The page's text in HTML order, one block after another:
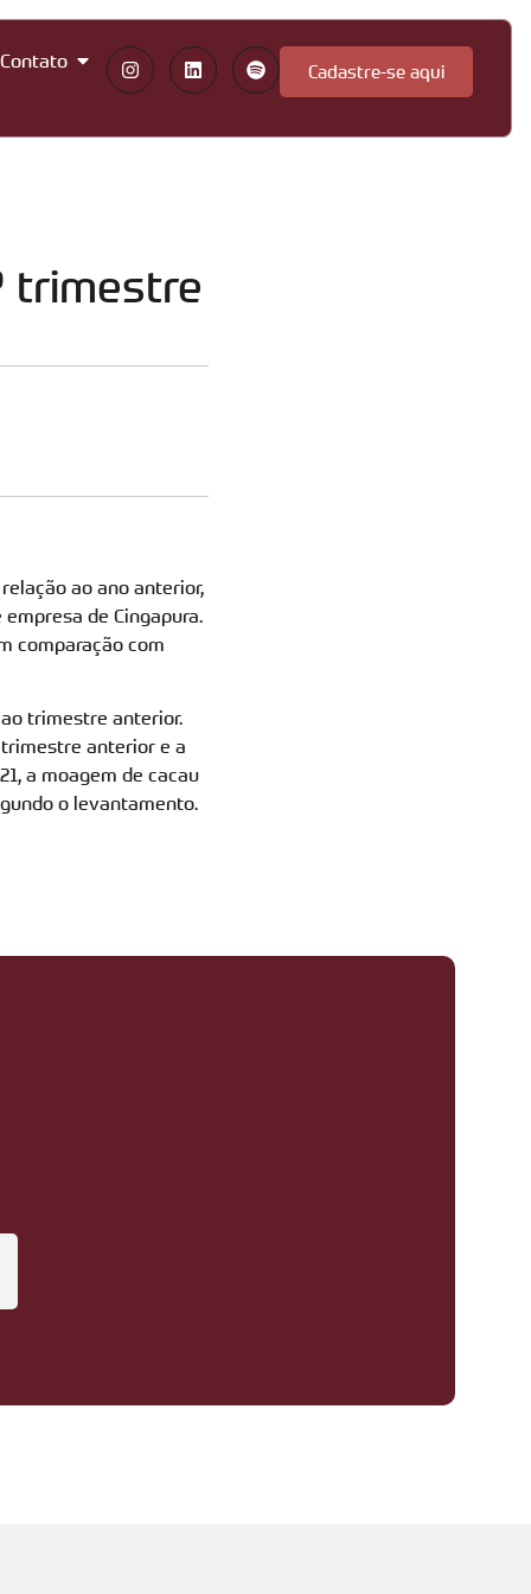
Contato Cadastre-se aqui
trimestre
ao ano anterior,
de Cingapura.
comparação com
trimestre anterior.
anterior e a
a moagem de cacau
o levantamento.